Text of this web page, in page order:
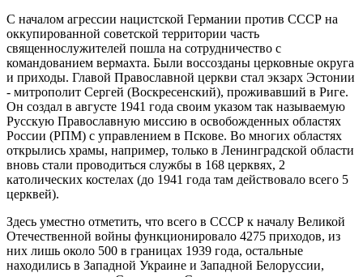
С началом агрессии нацистской Германии против СССР на
оккупированной советской территории часть
священнослужителей пошла на сотрудничество с
командованием вермахта. Были воссозданы церковные округа
и приходы. Главой Православной церкви стал экзарх Эстонии
- митрополит Сергей (Воскресенский), проживавший в Риге.
Он создал в августе 1941 года своим указом так называемую
Русскую Православную миссию в освобожденных областях
России (РПМ) с управлением в Пскове. Во многих областях
открылись храмы, например, только в Ленинградской области
вновь стали проводиться службы в 168 церквях, 2
католических костелах (до 1941 года там действовало всего 5
церквей).
Здесь уместно отметить, что всего в СССР к началу Великой
Отечественной войны функционировало 4275 приходов, из
них лишь около 500 в границах 1939 года, остальные
находились в Западной Украине и Западной Белоруссии,